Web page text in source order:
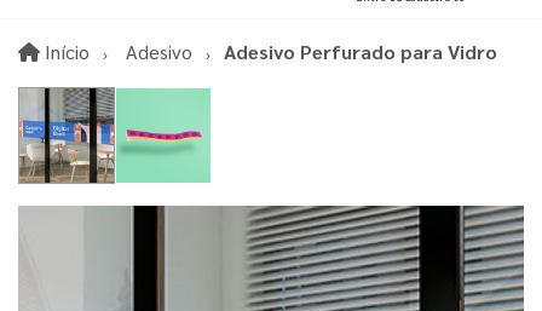
Início InícioAdesivo Adesivo Perfurado para Vidro